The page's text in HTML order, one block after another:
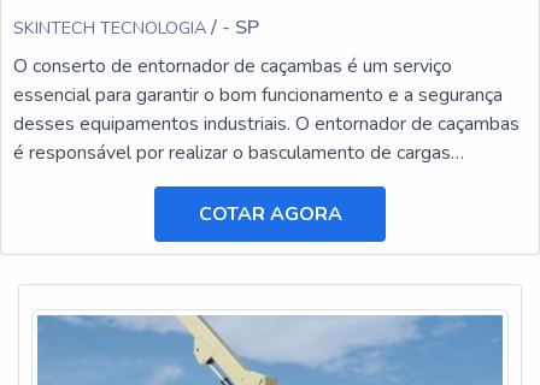
SKINTECH TECNOLOGIA / - SP
O conserto de entornador de caçambas é um serviço
essencial para garantir o bom funcionamento e a segurança
desses equipamentos industriais. O entornador de caçambas
é responsável por realizar o basculamento de cargas
pesadas, facilitando o transporte e a descarga de materiais.
COTAR AGORA